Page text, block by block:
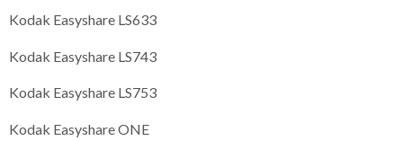
Kodak Easyshare LS633
Kodak Easyshare LS743
Kodak Easyshare LS753
Kodak Easyshare ONE